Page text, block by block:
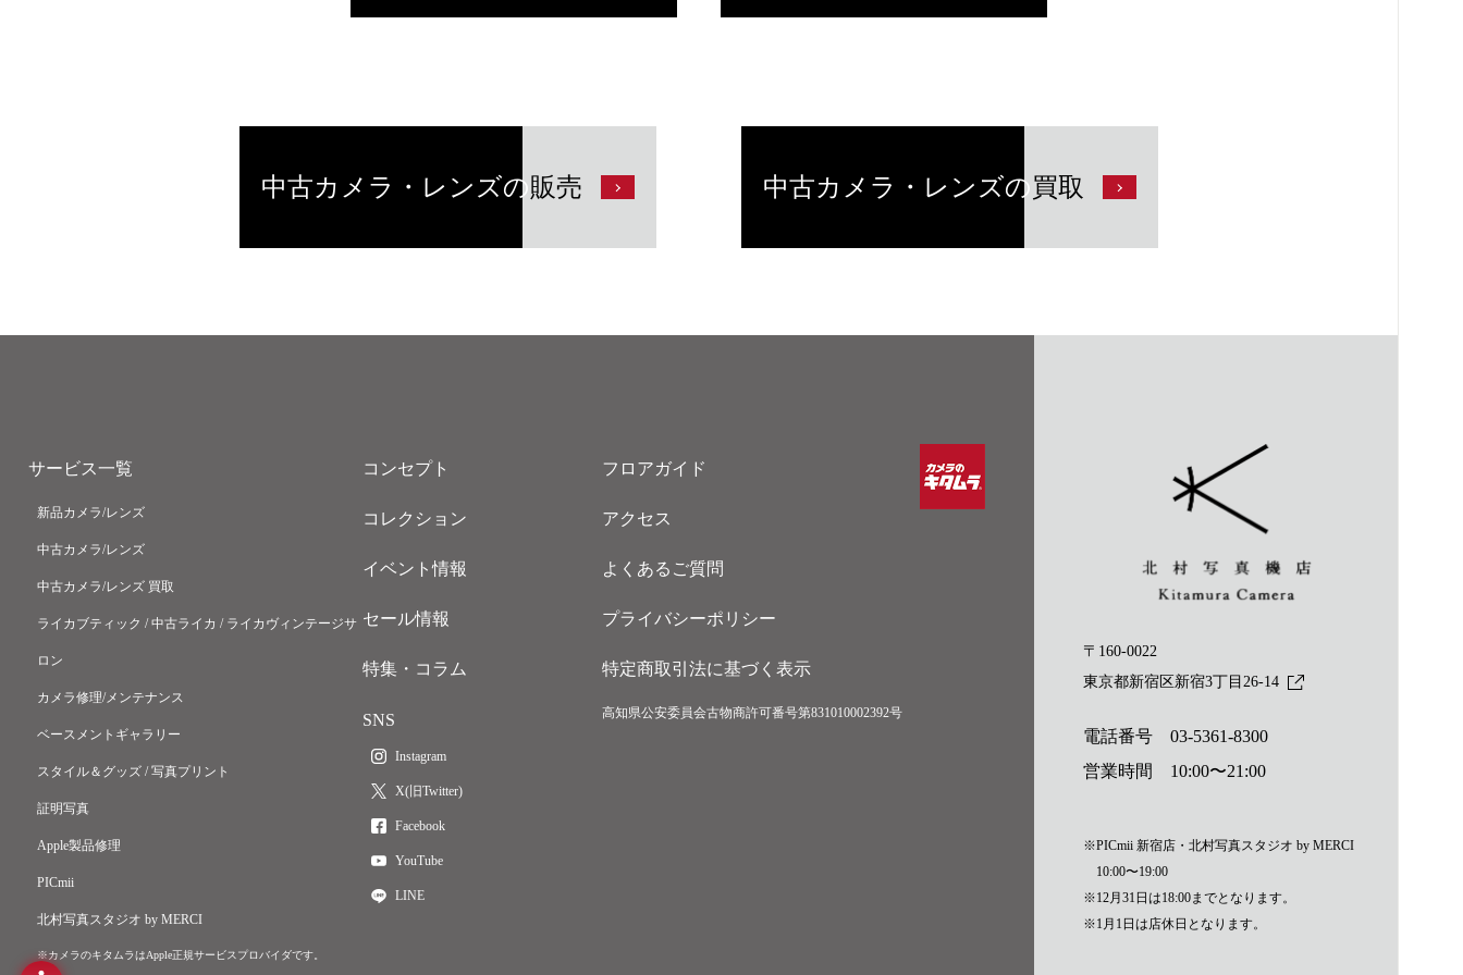
中古カメラ・レンズの販売 中古カメラ・レンズの買取
サービス一覧
新品カメラ/レンズ
中古カメラ/レンズ
中古カメラ/レンズ 買取
ライカブティック / 中古ライカ / ライカヴィンテージサ
ロン
カメラ修理/メンテナンス
ベースメントギャラリー
スタイル＆グッズ / 写真プリント
証明写真
Apple製品修理
PICmii
北村写真スタジオ by MERCI
※カメラのキタムラはApple正規サービスプロバイダです。
コンセプト
コレクション
イベント情報
セール情報
特集・コラム
SNS
Instagram
X(旧Twitter)
Facebook
YouTube
LINE
フロアガイド
アクセス
よくあるご質問
プライバシーポリシー
特定商取引法に基づく表示
高知県公安委員会古物商許可番号第831010002392号
〒160-0022
東京都新宿区新宿3丁目26-14
電話番号03-5361-8300
営業時間 10:00〜21:00
※PICmii 新宿店・北村写真スタジオ by MERCI
10:00〜19:00
※12月31日は18:00までとなります。
※1月1日は店休日となります。